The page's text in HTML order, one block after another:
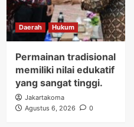
Daerah Hukum
Permainan tradisional
memiliki nilai edukatif
yang sangat tinggi.
Jakartakoma
Agustus 6, 2026
0